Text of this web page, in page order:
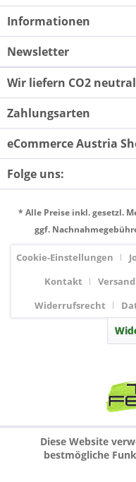
Informationen
Newsletter
Wir liefern CO2
Zahlungsarten
eCommerce Austria
Folge uns:
* Alle Preise inkl. gesetzl.
ggf.
Cookie-Einstellungen
Kontakt
Widerrufsrecht
Diese Website
bestmögliche